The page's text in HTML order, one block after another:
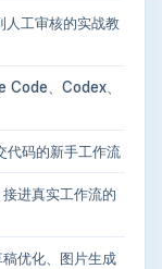
工审核的实战教
Code、Codex、
代码的新手工作流
进真实工作流的
优化、图片生成